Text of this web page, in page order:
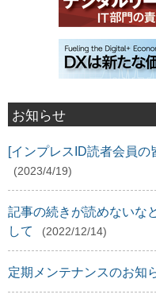
お知らせ
[インプレスID読者会員
(2023/4/19)
記事の続きが読めないな
して
(2022/12/14)
定期メンテナンスのお知